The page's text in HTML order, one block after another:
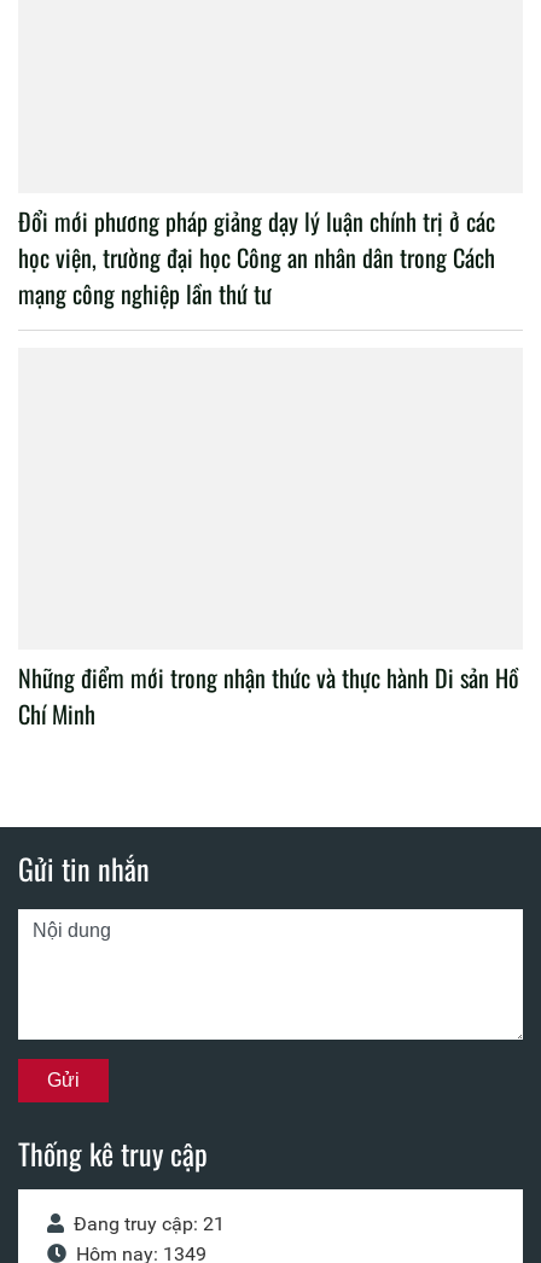
Đổi mới phương pháp giảng dạy lý luận chính trị ở các
học viện, trường đại học Công an nhân dân trong Cách
mạng công nghiệp lần thứ tư
Những điểm mới trong nhận thức và thực hành Di sản Hồ
Chí Minh
Gửi tin nhắn
Thống kê truy cập
Đang truy cập: 21
Hôm nay: 1349